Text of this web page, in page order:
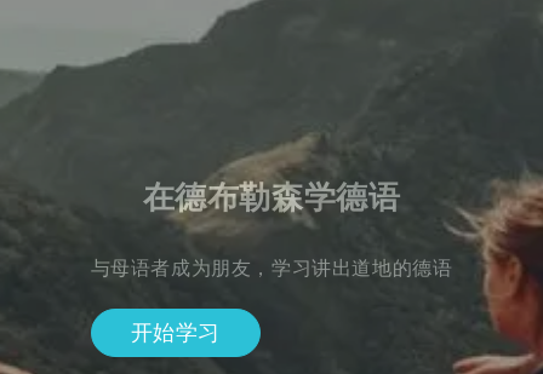
在德布勒森学德语
与母语者成为朋友，学习讲出道地的德语
开始学习